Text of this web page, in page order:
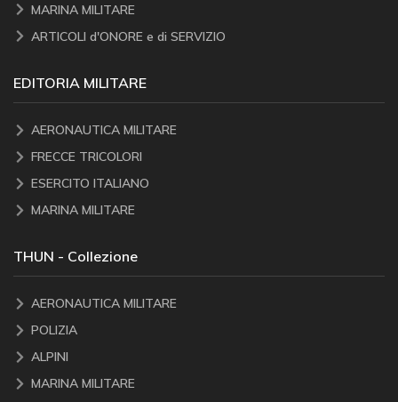
MARINA MILITARE
ARTICOLI d'ONORE e di SERVIZIO
EDITORIA MILITARE
AERONAUTICA MILITARE
FRECCE TRICOLORI
ESERCITO ITALIANO
MARINA MILITARE
THUN - Collezione
AERONAUTICA MILITARE
POLIZIA
ALPINI
MARINA MILITARE